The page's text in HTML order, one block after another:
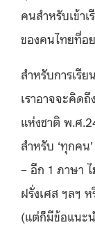
คนสำหรับเข้า
ของคนไทยที่อ
สำหรับการเรี
เราอาจจะคิด
แห่งชาติ พ.ศ
สำหรับ ‘ทุกค
– อีก 1 ภาษา
ฝรั่งเศส ฯลฯ
(แต่ก็มีข้อแนะ